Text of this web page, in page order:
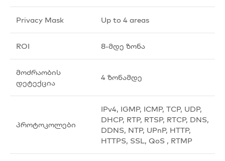
Privacy Mask Up to 4 areas
ROI 8-მდე ზონა
მოძრაობის
დეტექცია
4 ზონამდე
პროტოკოლები
IPv4, IGMP, ICMP, TCP, UDP,
DHCP, RTP, RTSP, RTCP, DNS,
DDNS, NTP, UPnP, HTTP,
HTTPS, SSL, QoS , RTMP